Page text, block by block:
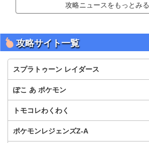
攻略ニュースをもっとみる
攻略サイト一覧
スプラトゥーン レイダース
ぽこ あ ポケモン
トモコレわくわく
ポケモンレジェンズZ-A